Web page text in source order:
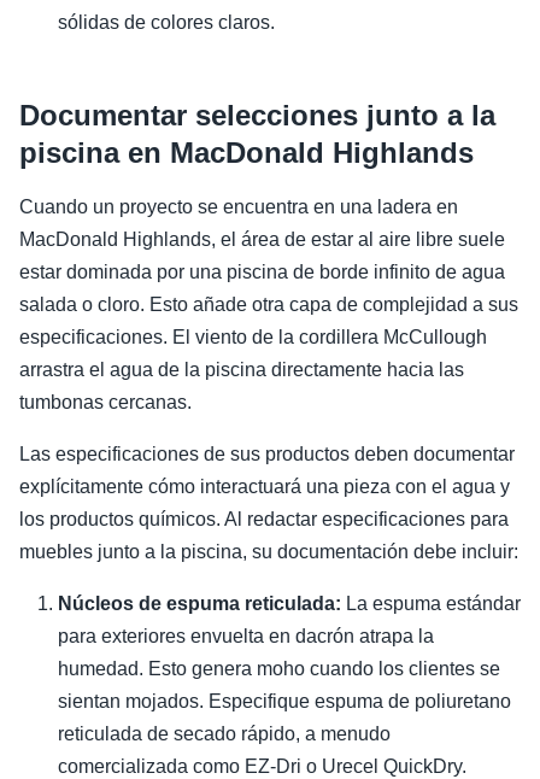
sólidas de colores claros.
Documentar selecciones junto a la
piscina en MacDonald Highlands
Cuando un proyecto se encuentra en una ladera en
MacDonald Highlands, el área de estar al aire libre suele
estar dominada por una piscina de borde infinito de agua
salada o cloro. Esto añade otra capa de complejidad a sus
especificaciones. El viento de la cordillera McCullough
arrastra el agua de la piscina directamente hacia las
tumbonas cercanas.
Las especificaciones de sus productos deben documentar
explícitamente cómo interactuará una pieza con el agua y
los productos químicos. Al redactar especificaciones para
muebles junto a la piscina, su documentación debe incluir:
Núcleos de espuma reticulada: La espuma estándar
para exteriores envuelta en dacrón atrapa la
humedad. Esto genera moho cuando los clientes se
sientan mojados. Especifique espuma de poliuretano
reticulada de secado rápido, a menudo
comercializada como EZ-Dri o Urecel QuickDry.